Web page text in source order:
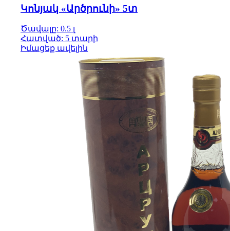
Կոնյակ «Արծրունի» 5տ
Ծավալը: 0.5 լ
Հատված: 5 տարի
Իմացեք ավելին